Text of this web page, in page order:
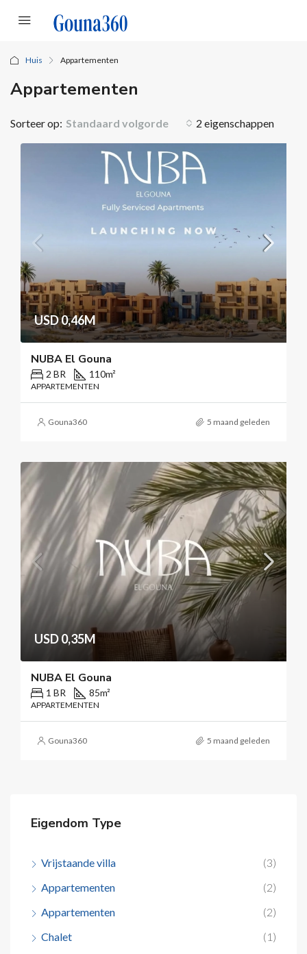
Huis Appartementen
Appartementen
2 eigenschappen
Sorteer op: Standaard volgorde
USD 0,46M
NUBA El Gouna
2 BR 110m²
APPARTEMENTEN
Gouna360 5 maand geleden
USD 0,35M
NUBA El Gouna
1 BR 85m²
APPARTEMENTEN
Gouna360 5 maand geleden
Eigendom Type
Vrijstaande villa
(3)
Appartementen
(2)
Appartementen
(2)
Chalet
(1)